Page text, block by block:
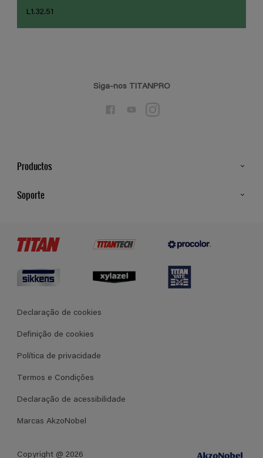
L1.32.51
Siga-nos TITANPRO
Productos
Soporte
Termos e Condições Gerais de Venda
Declaração de cookies
Definição de cookies
Política de privacidade
Termos e Condições
Declaração de acessibilidade
Marcas AkzoNobel
Copyright @ 2026